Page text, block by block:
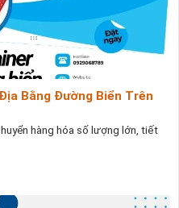
Bằng Đường Biển Trên
hàng hóa số lượng lớn, tiết